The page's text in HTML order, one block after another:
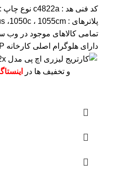
کد فنی هد : c4822a نوع چاپ
پلاترهای : 1050c Plus ،1050c ، 1055cm و 1055cm Plus
تمامی کالاهای موجود در وب
دارای هلوگرام اصلی کارخانه HP میباشد
و تخفیف ها در